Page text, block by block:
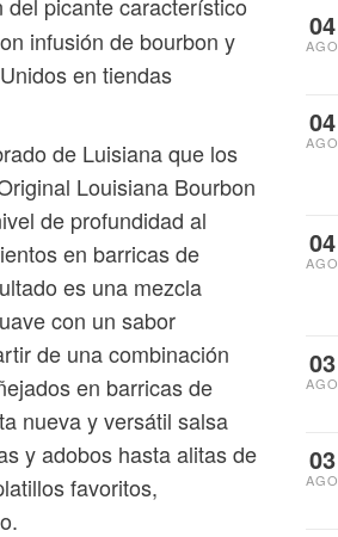
infusión de bourbon y
en tiendas
de Luisiana que los
Louisiana Bourbon
de profundidad al
en barricas de
es una mezcla
con un sabor
de una combinación
en barricas de
nueva y versátil salsa
y adobos hasta alitas de
favoritos,
04
AGO
04
AGO
04
AGO
03
AGO
03
AGO